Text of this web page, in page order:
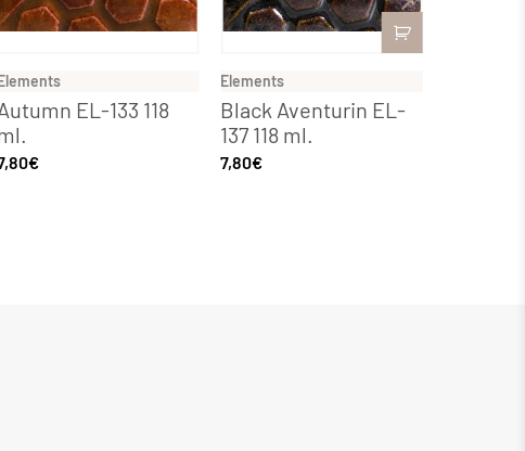
EL-133 118
€
Elements
Black Aventurin EL-
137 118 ml.
7,80€